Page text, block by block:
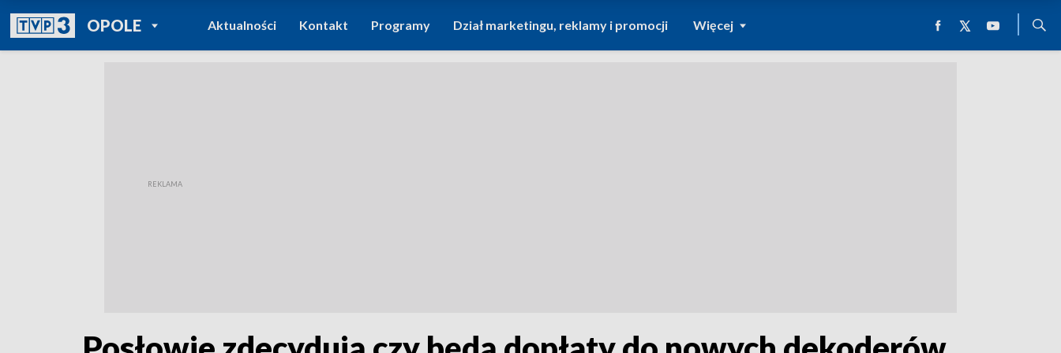
OPOLEPOWRÓT DO
TVP REGIONY
Aktualności Kontakt Programy Dział marketingu, reklamy i promocji Więcej